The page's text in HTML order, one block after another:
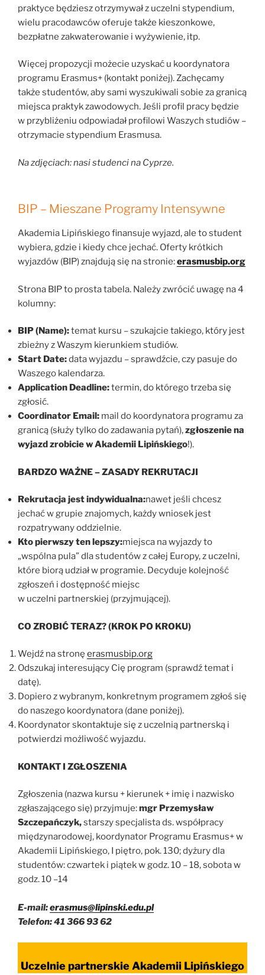
praktyce będziesz otrzymywał z uczelni stypendium,
wielu pracodawców oferuje także kieszonkowe,
bezpłatne zakwaterowanie i wyżywienie, itp.
Więcej propozycji możecie uzyskać u koordynatora
programu Erasmus+ (kontakt poniżej). Zachęcamy
także studentów, aby sami wyszukiwali sobie za granicą
miejsca praktyk zawodowych. Jeśli profil pracy będzie
w przybliżeniu odpowiadał profilowi Waszych studiów –
otrzymacie stypendium Erasmusa.
Na zdjęciach: nasi studenci na Cyprze.
BIP – Mieszane Programy Intensywne
Akademia Lipińskiego finansuje wyjazd, ale to student
wybiera, gdzie i kiedy chce jechać. Oferty krótkich
wyjazdów (BIP) znajdują się na stronie:erasmusbip.org
Strona BIP to prosta tabela. Należy zwrócić uwagę na 4
kolumny:
BIP (Name):temat kursu – szukajcie takiego, który jest
zbieżny z Waszym kierunkiem studiów.
Start Date:data wyjazdu – sprawdźcie, czy pasuje do
Waszego kalendarza.
Application Deadline:termin, do którego trzeba się
zgłosić.
Coordinator Email: mail do koordynatora programu za
granicą (służy tylko do zadawania pytań),zgłoszenie na
wyjazd zrobicie w Akademii Lipińskiego!).
BARDZO WAŻNE – ZASADY REKRUTACJI
Rekrutacja jest indywidualna:nawet jeśli chcesz
jechać w grupie znajomych, każdy wniosek jest
rozpatrywany oddzielnie.
Kto pierwszy ten lepszy:miejsca na wyjazdy to
„wspólna pula” dla studentów z całej Europy, z uczelni,
które biorą udział w programie. Decyduje kolejność
zgłoszeń i dostępność miejsc
w uczelni partnerskiej (przyjmującej).
CO ZROBIĆ TERAZ? (KROK PO KROKU)
Wejdź na stronę erasmusbip.org
Odszukaj interesujący Cię program (sprawdź temat i
datę).
Dopiero z wybranym, konkretnym programem zgłoś się
do naszego koordynatora (dane poniżej).
Koordynator skontaktuje się z uczelnią partnerską i
potwierdzi możliwość wyjazdu.
KONTAKT I ZGŁOSZENIA
Zgłoszenia (nazwa kursu + kierunek + imię i nazwisko
zgłaszającego się) przyjmuje:mgr Przemysław
Szczepańczyk,starszy specjalista ds. współpracy
międzynarodowej, koordynator Programu Erasmus+ w
Akademii Lipińskiego, I piętro, pok. 130; dyżury dla
studentów: czwartek i piątek w godz. 10 – 18, sobota w
godz. 10 –14
E-mail:erasmus@lipinski.edu.pl
Telefon: 41 366 93 62
Uczelnie partnerskie Akademii Lipińskiego